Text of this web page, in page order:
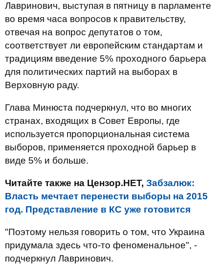
Лавринович, выступая в пятницу в парламенте
во время часа вопросов к правительству,
отвечая на вопрос депутатов о том,
соответствует ли европейским стандартам и
традициям введение 5% проходного барьера
для политических партий на выборах в
Верховную раду.
Глава Минюста подчеркнул, что во многих
странах, входящих в Совет Европы, где
используется пропорциональная система
выборов, применяется проходной барьер в
виде 5% и больше.
Читайте также на Цензор.НЕТ, Забзалюк:
Власть мечтает перенести выборы на 2015
год. Представление в КС уже готовится
"Поэтому нельзя говорить о том, что Украина
придумала здесь что-то феноменальное", -
подчеркнул Лавринович.